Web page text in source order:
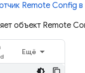
Remote Config
объект Remote
Ещё